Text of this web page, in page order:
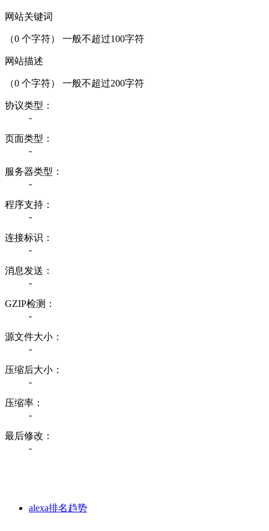
网站关键词
（0 个字符） 一般不超过100字符
网站描述
（0 个字符） 一般不超过200字符
协议类型：
-
页面类型：
-
服务器类型：
-
程序支持：
-
连接标识：
-
消息发送：
-
GZIP检测：
-
源文件大小：
-
压缩后大小：
-
压缩率：
-
最后修改：
-
alexa排名趋势